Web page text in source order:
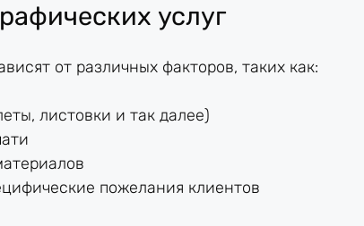
услуг
от различных факторов, таких как:
листовки и так далее)
пожелания клиентов